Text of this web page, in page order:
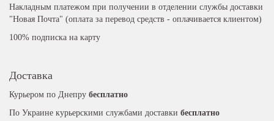
Накладным платежом при получении в отделении службы доставки
"Новая Почта" (оплата за перевод средств - оплачивается клиентом)
100% подписка на карту
Доставка
Курьером по Днепру бесплатно
По Украине курьерскими службами доставки бесплатно